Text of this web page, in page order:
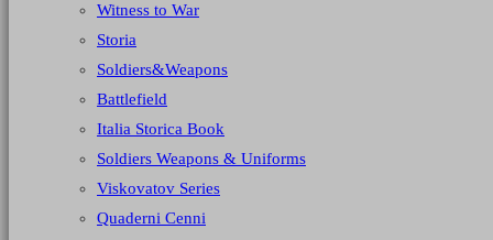
Witness to War
Storia
Soldiers&Weapons
Battlefield
Italia Storica Book
Soldiers Weapons & Uniforms
Viskovatov Series
Quaderni Cenni